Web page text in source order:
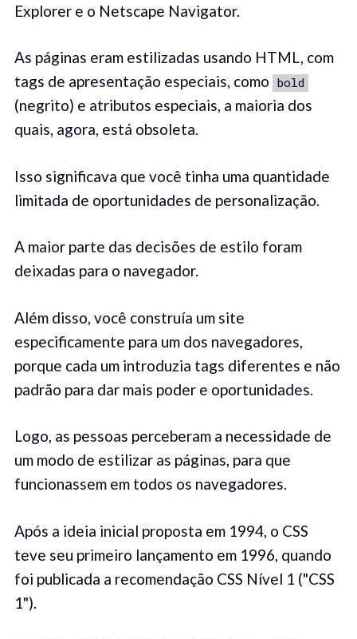
Explorer e o Netscape Navigator.
As páginas eram estilizadas usando HTML, com
tags de apresentação especiais, como bold
(negrito) e atributos especiais, a maioria dos
quais, agora, está obsoleta.
Isso significava que você tinha uma quantidade
limitada de oportunidades de personalização.
A maior parte das decisões de estilo foram
deixadas para o navegador.
Além disso, você construía um site
especificamente para um dos navegadores,
porque cada um introduzia tags diferentes e não
padrão para dar mais poder e oportunidades.
Logo, as pessoas perceberam a necessidade de
um modo de estilizar as páginas, para que
funcionassem em todos os navegadores.
Após a ideia inicial proposta em 1994, o CSS
teve seu primeiro lançamento em 1996, quando
foi publicada a recomendação CSS Nível 1 ("CSS
1").